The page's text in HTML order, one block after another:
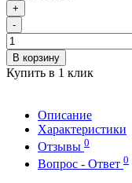
+
-
В корзину
Купить в 1 клик
Описание
Характеристики
Отзывы 0
Вопрос - Ответ 0